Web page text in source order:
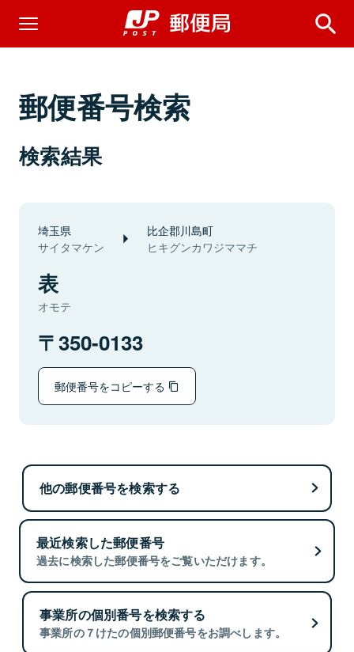
郵便番号検索
検索結果
埼玉県
サイタマケン
比企郡川島町
ヒキグンカワジママチ
表
オモテ
350-0133
郵便番号をコピーする
他の郵便番号を検索する
最近検索した郵便番号
過去に検索した郵便番号をご覧いただけます。
事業所の個別番号を検索する
事業所の７けたの個別郵便番号をお調べします。